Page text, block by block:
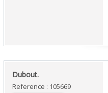
‎Dubout.‎
Reference : 105669